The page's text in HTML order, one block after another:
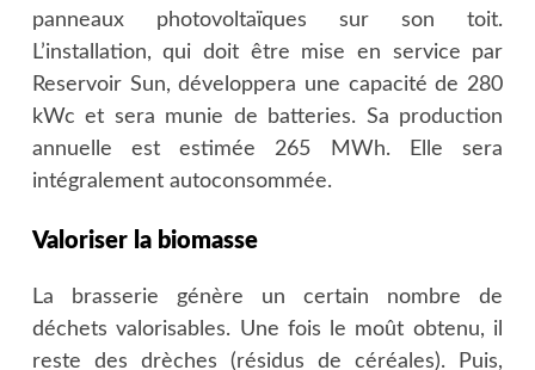
panneaux photovoltaïques sur son toit.
L’installation, qui doit être mise en service par
Reservoir Sun, développera une capacité de 280
kWc et sera munie de batteries. Sa production
annuelle est estimée 265 MWh. Elle sera
intégralement autoconsommée.
Valoriser la biomasse
La brasserie génère un certain nombre de
déchets valorisables. Une fois le moût obtenu, il
reste des drèches (résidus de céréales). Puis,